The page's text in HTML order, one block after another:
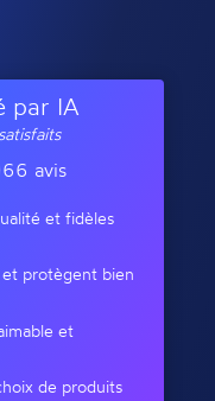
par IA
avis
et fidèles
et protègent bien
et
de produits